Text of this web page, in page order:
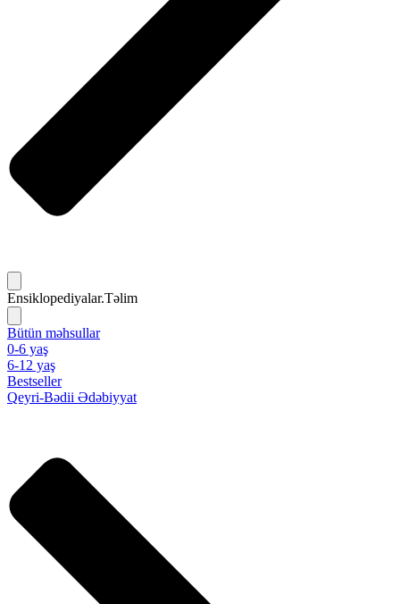
Ensiklopediyalar.Təlim
Bütün məhsullar
0-6 yaş
6-12 yaş
Bestseller
Qeyri-Bədii Ədəbiyyat